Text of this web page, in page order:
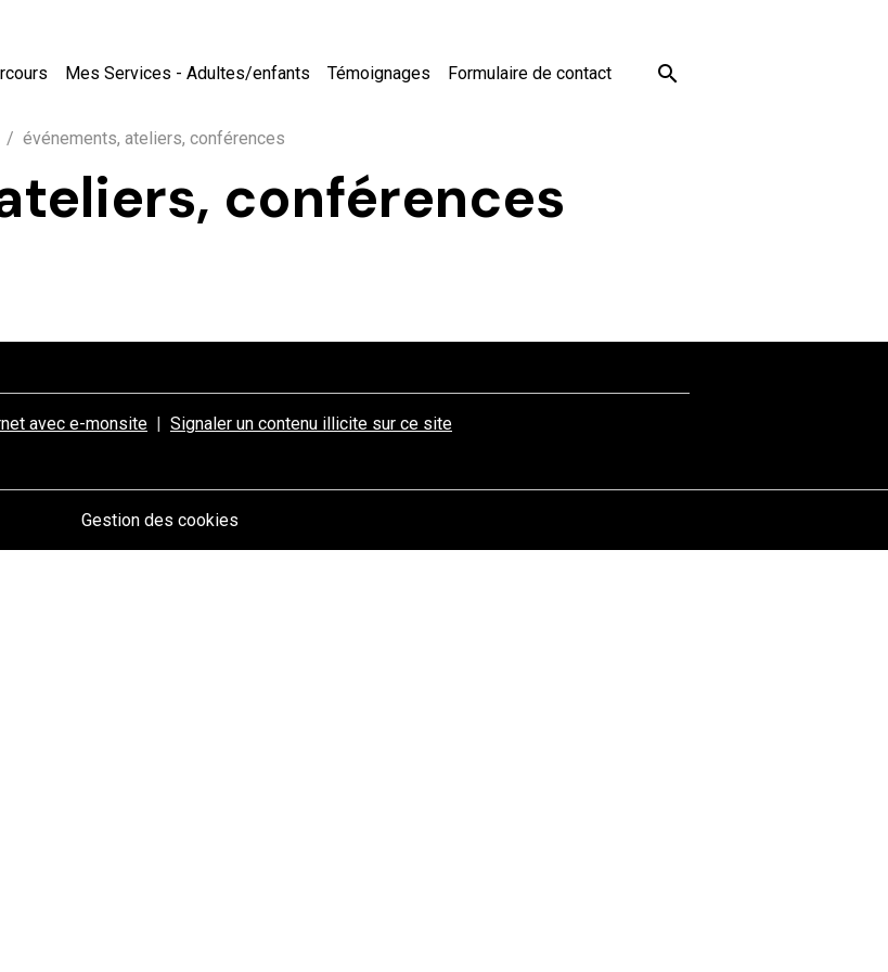
Mes Services - Adultes/enfants Témoignages Formulaire de contact
événements, ateliers, conférences
conférences
avec e-monsite Signaler un contenu illicite sur ce site
Gestion des cookies